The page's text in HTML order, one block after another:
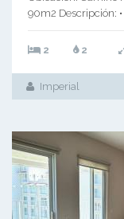
90m2 Descripción:
2 2
Imperial